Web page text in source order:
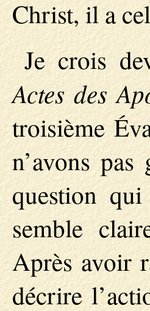
Christ, il a
Je crois
Actes des
troisième
n’avons
question
semble
Après avoir
décrire